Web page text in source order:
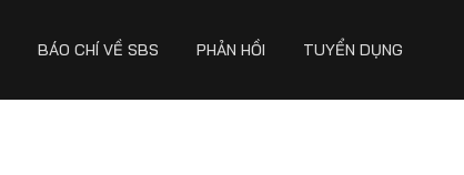
BÁO CHÍ VỀ SBS PHẢN HỒI TUYỂN DỤNG